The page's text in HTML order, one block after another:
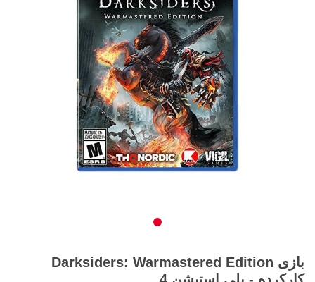
بازی Darksiders: Warmastered Edition